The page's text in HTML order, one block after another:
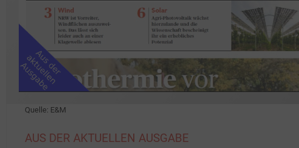
Quelle: E&M
AUS DER AKTUELLEN AUSGABE